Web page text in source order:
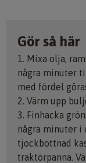
Gör så här
1. Mixa olja,
några minuter
med fördel
2. Värm upp
3. Finhacka
några minuter i
tjockbottnad
traktörpanna.